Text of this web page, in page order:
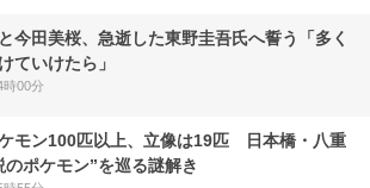
今田美桜、急逝した東野圭吾氏へ誓う「多く
ていけたら」
時00分
モン100匹以上、立像は19匹 日本橋・八重
のポケモン”を巡る謎解き